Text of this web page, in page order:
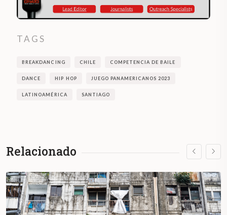
TAGS
BREAKDANCING CHILE COMPETENCIA DE BAILE
DANCE HIP HOP JUEGO PANAMERICANOS 2023
LATINOAMÉRICA SANTIAGO
Relacionado